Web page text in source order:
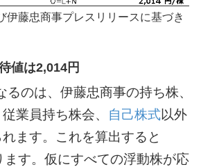
伊藤忠商事プレスリリースに基づき
値は2,014円
るのは、伊藤忠商事の持ち株、
業員持ち株会、 自己株式以外
ます。これを算出すると
す。仮にすべての浮動株が応